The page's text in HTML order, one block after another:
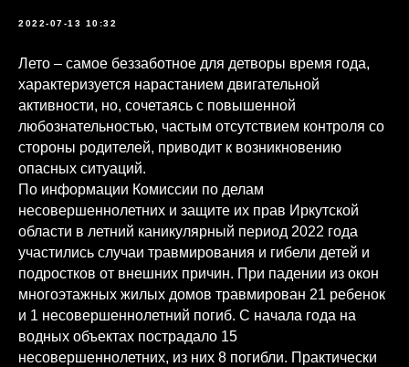
2022-07-13 10:32
Лето – самое беззаботное для детворы время года,
характеризуется нарастанием двигательной
активности, но, сочетаясь с повышенной
любознательностью, частым отсутствием контроля со
стороны родителей, приводит к возникновению
опасных ситуаций.
По информации Комиссии по делам
несовершеннолетних и защите их прав Иркутской
области в летний каникулярный период 2022 года
участились случаи травмирования и гибели детей и
подростков от внешних причин. При падении из окон
многоэтажных жилых домов травмирован 21 ребенок
и 1 несовершеннолетний погиб. С начала года на
водных объектах пострадало 15
несовершеннолетних, из них 8 погибли. Практически